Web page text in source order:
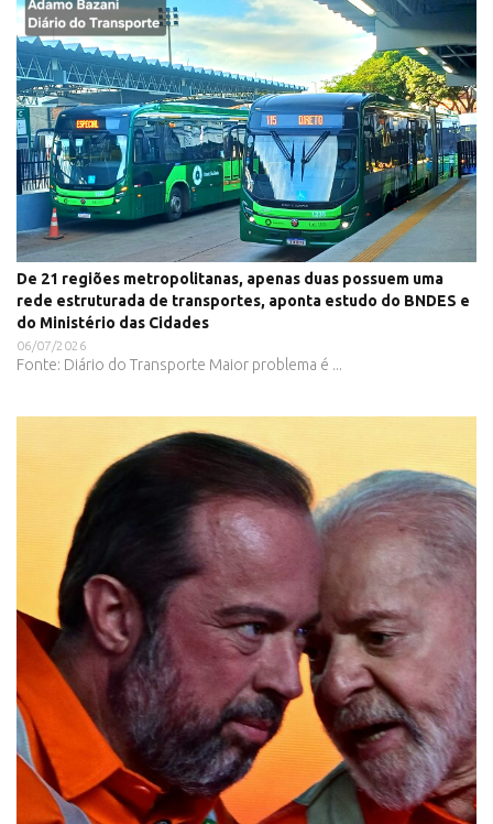
De 21 regiões metropolitanas, apenas duas possuem uma
rede estruturada de transportes, aponta estudo do BNDES e
do Ministério das Cidades
06/07/2026
Fonte: Diário do Transporte Maior problema é ...